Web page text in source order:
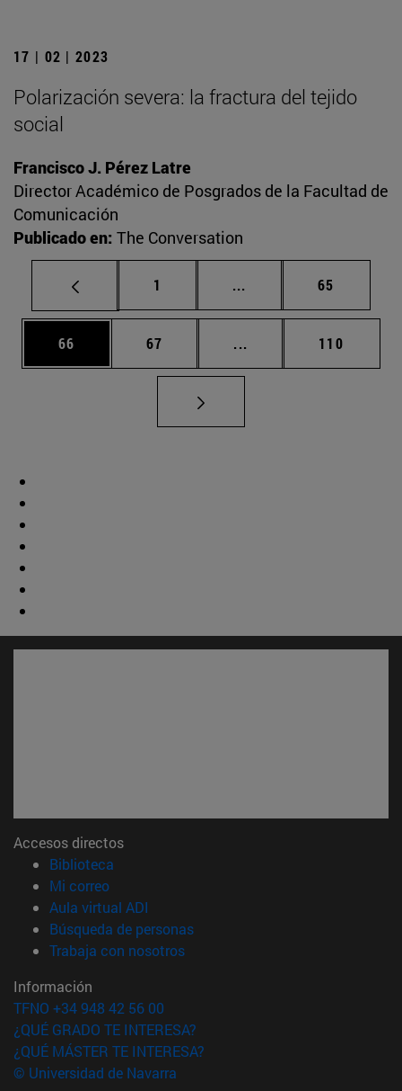
17 | 02 | 2023
Polarización severa: la fractura del tejido
social
Francisco J. Pérez Latre
Director Académico de Posgrados de la Facultad de
Comunicación
Publicado en: The Conversation
Página
1 ... Páginas intermedias
Página
65
Página
66 Página
67 ... Páginas intermedias
Página
110
Accesos directos
Biblioteca
Mi correo(abre en nueva ventana)
Aula virtual ADI
Búsqueda de personas(abre en nueva ventana)
Trabaja con nosotros(abre en nueva ventana)
Información
TFNO +34 948 42 56 00
¿QUÉ GRADO TE INTERESA?
¿QUÉ MÁSTER TE INTERESA?
© Universidad de Navarra